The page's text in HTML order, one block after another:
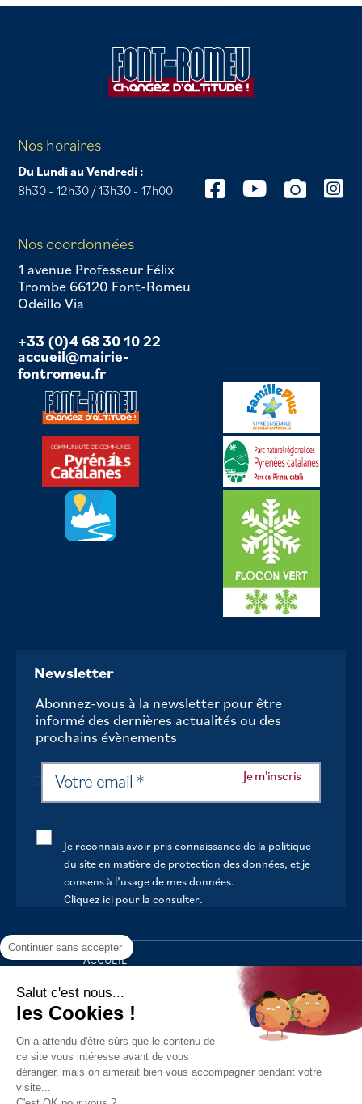
Nos horaires
Du Lundi au Vendredi :
8h30 - 12h30 / 13h30 - 17h00
Nos coordonnées
1 avenue Professeur Félix
Trombe 66120 Font-Romeu
Odeillo Via
+33 (0)4 68 30 10 22
accueil@mairie-
fontromeu.fr
Newsletter
Abonnez-vous à la newsletter pour être
informé des dernières actualités ou des
prochains évènements
Je reconnais avoir pris connaissance de la politique
du site en matière de protection des données, et je
consens à l’usage de mes données.
Cliquez ici pour la consulter.
ACCUEIL
VOTRE MAIRIE
VOTRE QUOTIDIEN
AU FIL DE LA VIE
LOISIRS
Continuer sans accepter
Salut c'est nous...
les Cookies !
On a attendu d'être sûrs que le contenu de
ce site vous intéresse avant de vous
déranger, mais on aimerait bien vous accompagner pendant votre
visite...